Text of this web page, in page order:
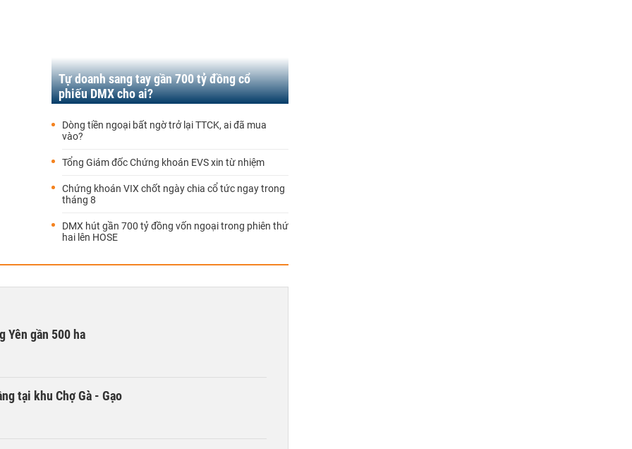
Tự doanh sang tay gần 700 tỷ đồng cổ
phiếu DMX cho ai?
Dòng tiền ngoại bất ngờ trở lại TTCK, ai đã mua
vào?
Tổng Giám đốc Chứng khoán EVS xin từ nhiệm
Chứng khoán VIX chốt ngày chia cổ tức ngay trong
tháng 8
DMX hút gần 700 tỷ đồng vốn ngoại trong phiên thứ
hai lên HOSE
Yên gần 500 ha
tại khu Chợ Gà - Gạo